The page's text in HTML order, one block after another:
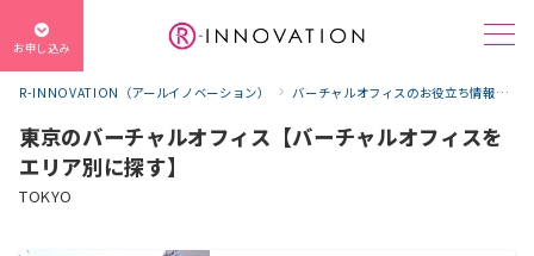
お申し込み
R-INNOVATION（アールイノベーション） バーチャルオフィスのお役立ち情報
東京のバーチャルオフィス【バーチャルオフィスを
エリア別に探す】
TOKYO